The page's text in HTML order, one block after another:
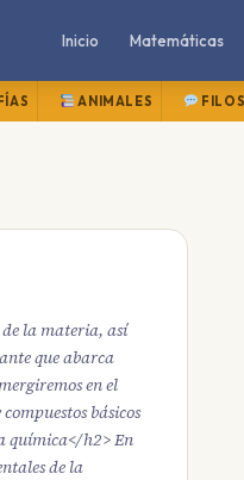
Inicio Matemáticas
ANIMALES
la materia, así
que abarca
en el
básicos
química</h2> En
de la